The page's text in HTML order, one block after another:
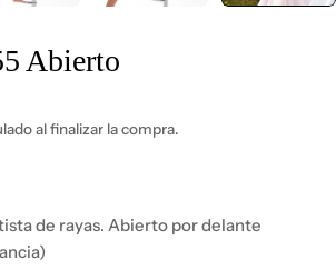
Abierto
al finalizar la compra.
de rayas. Abierto por delante